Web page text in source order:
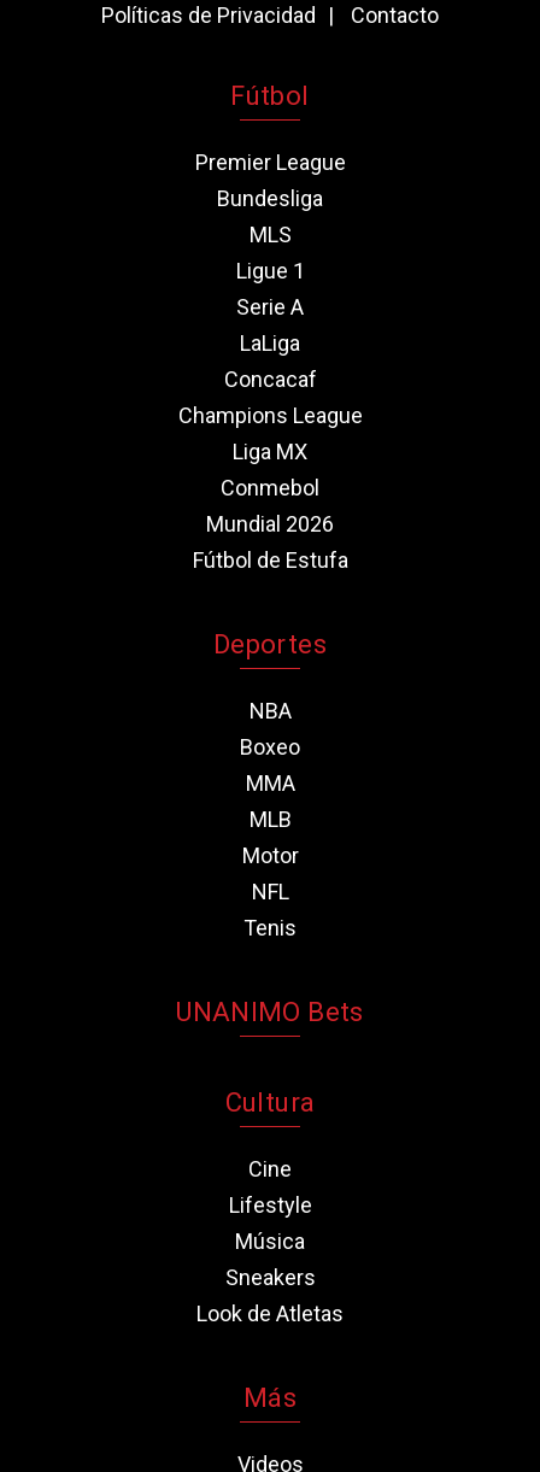
Políticas de Privacidad
Contacto
Fútbol
Premier League
Bundesliga
MLS
Ligue 1
Serie A
LaLiga
Concacaf
Champions League
Liga MX
Conmebol
Mundial 2026
Fútbol de Estufa
Deportes
NBA
Boxeo
MMA
MLB
Motor
NFL
Tenis
UNANIMO Bets
Cultura
Cine
Lifestyle
Música
Sneakers
Look de Atletas
Más
Videos